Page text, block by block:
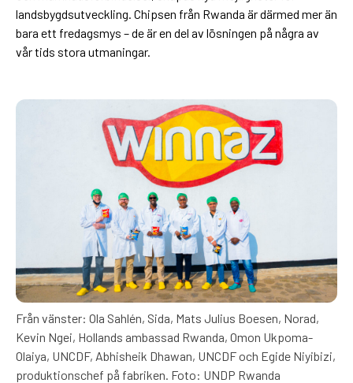
landsbygdsutveckling. Chipsen från Rwanda är därmed mer än
bara ett fredagsmys – de är en del av lösningen på några av
vår tids stora utmaningar.
Från vänster: Ola Sahlén, Sida, Mats Julius Boesen, Norad,
Kevin Ngei, Hollands ambassad Rwanda, Omon Ukpoma-
Olaiya, UNCDF, Abhisheik Dhawan, UNCDF och Egide Niyibizi,
produktionschef på fabriken. Foto: UNDP Rwanda